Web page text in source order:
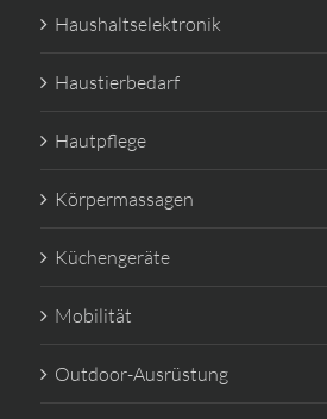
Haushaltselektronik
Haustierbedarf
Hautpflege
Körpermassagen
Küchengeräte
Mobilität
Outdoor-Ausrüstung